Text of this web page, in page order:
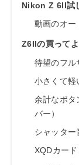
Nikon Z 6II試
動画のオー
Z6IIの買って
待望のフル
小さくて軽
余計なボタ
バー）
シャッター
XQDカー